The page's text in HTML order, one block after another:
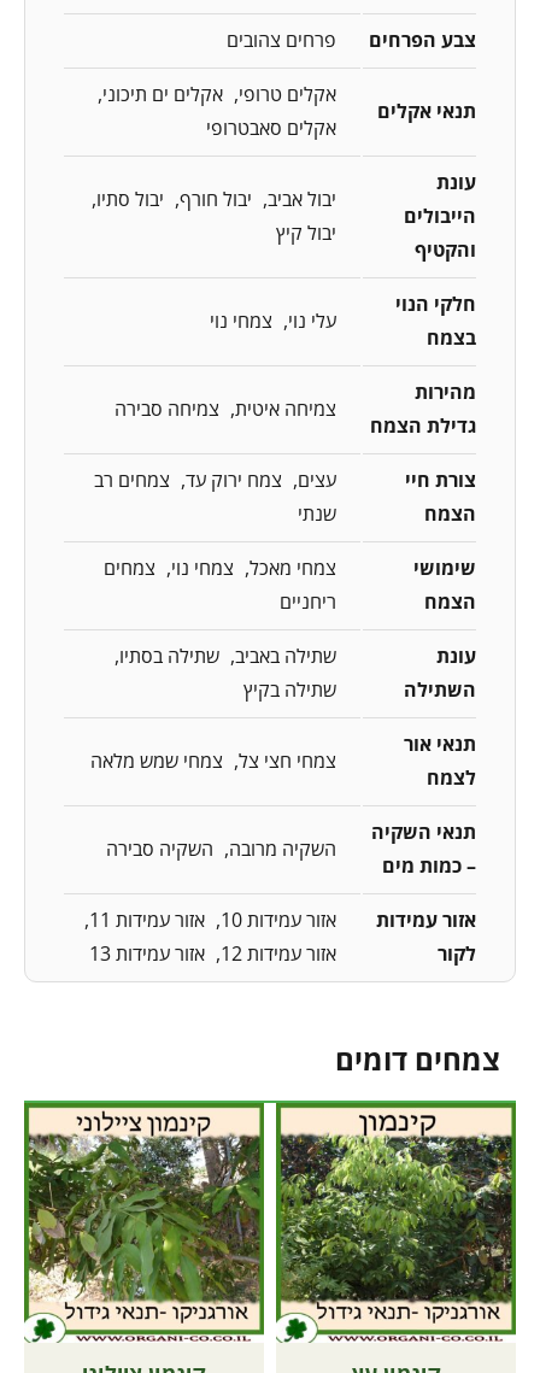
צבע הפרחים פרחים צהובים
תנאי אקלים
אקלים טרופי
אקלים ים תיכוני
אקלים סאבטרופי
עונת
הייבולים
והקטיף
יבול אביב יבול חורף
יבול סתיו
יבול קיץ
חלקי הנוי
בצמח
עלי נוי צמחי נוי
מהירות
גדילת הצמח
צמיחה איטית צמיחה סבירה
צורת חיי
הצמח
עצים צמח ירוק עד
צמחים רב
שנתי
שימושי
הצמח
צמחי מאכל צמחי נוי
צמחים
ריחניים
עונת
השתילה
שתילה באביב שתילה בסתיו
שתילה בקיץ
תנאי אור
לצמח
צמחי חצי צל צמחי שמש מלאה
תנאי השקיה
– כמות מים
השקיה מרובה השקיה סבירה
אזור עמידות
לקור
אזור עמידות 10
אזור עמידות 11
אזור עמידות 12
אזור עמידות 13
צמחים דומים